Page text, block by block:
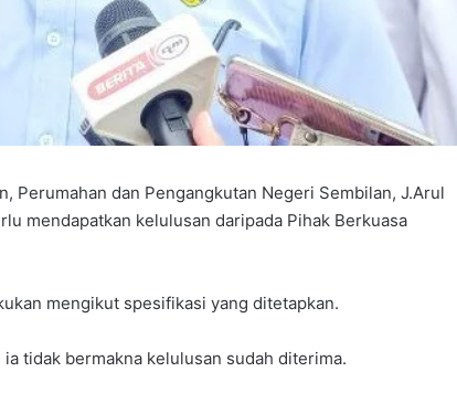
Perumahan dan Pengangkutan Negeri Sembilan, J.Arul
mendapatkan kelulusan daripada Pihak Berkuasa
mengikut spesifikasi yang ditetapkan.
tidak bermakna kelulusan sudah diterima.